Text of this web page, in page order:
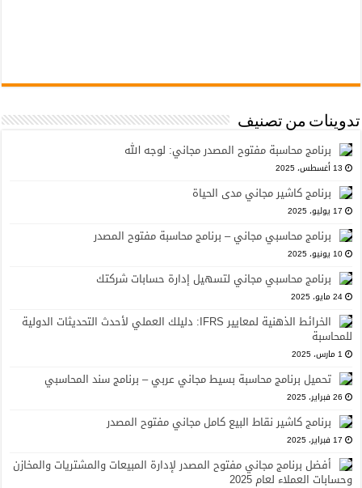
تدوينات من تصنيف
برنامج محاسبة مفتوح المصدر مجاني: لوجه الله
13 أغسطس، 2025
برنامج كاشير مجاني مدى الحياة
17 يوليو، 2025
برنامج محاسبي مجاني – برنامج محاسبة مفتوح المصدر
10 يونيو، 2025
برنامج محاسبي مجاني لتسهيل إدارة حسابات شركتك
24 مايو، 2025
الخرائط الذهنية لمعايير IFRS: دليلك العملي لأحدث التحديثات الدولية
للمحاسبة
1 مارس، 2025
تحميل برنامج محاسبة بسيط مجاني عربي – برنامج سند المحاسبي
26 فبراير، 2025
برنامج كاشير نقاط البيع كامل مجاني مفتوح المصدر
17 فبراير، 2025
أفضل برنامج مجاني مفتوح المصدر لإدارة المبيعات والمشتريات والمخازن
وحسابات العملاء لعام 2025